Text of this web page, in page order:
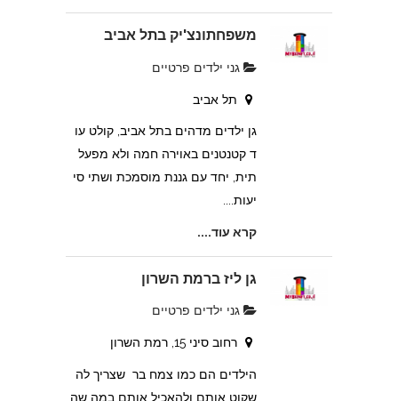
משפחתונצ'יק בתל אביב
גני ילדים פרטיים
תל אביב
גן ילדים מדהים בתל אביב, קולט עו
ד קטנטנים באוירה חמה ולא מפעל
תית, יחד עם גננת מוסמכת ושתי סי
יעות....
קרא עוד....
גן ליז ברמת השרון
גני ילדים פרטיים
רחוב סיני 15, רמת השרון
הילדים הם כמו צמח בר שצריך לה
שקוט אותם ולהאכיל אותם במה שה